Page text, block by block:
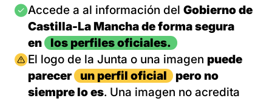
Imagen
Accede a al información del Gobierno de
Castilla-La Mancha de forma segura
en
los perfiles oficiales.
Imagen
El logo de la Junta o una imagen puede
parecer
un perfil oficial
pero no
siempre lo es. Una imagen no acredita